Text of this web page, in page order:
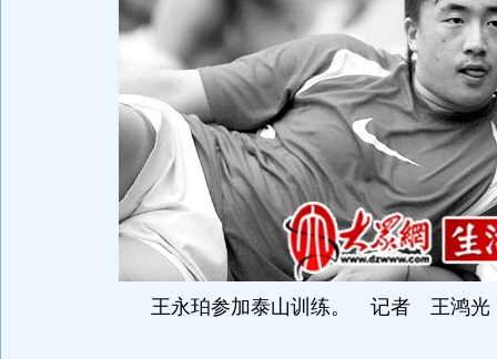
王永珀参加泰山训练。 记者 王鸿